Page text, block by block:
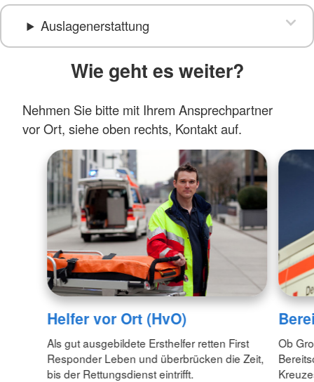
Auslagenerstattung
Wie geht es weiter?
Nehmen Sie bitte mit Ihrem Ansprechpartner
vor Ort, siehe oben rechts, Kontakt auf.
Helfer vor Ort (HvO)
Als gut ausgebildete Ersthelfer retten First
Responder Leben und überbrücken die Zeit,
bis der Rettungsdienst eintrifft.
Ob